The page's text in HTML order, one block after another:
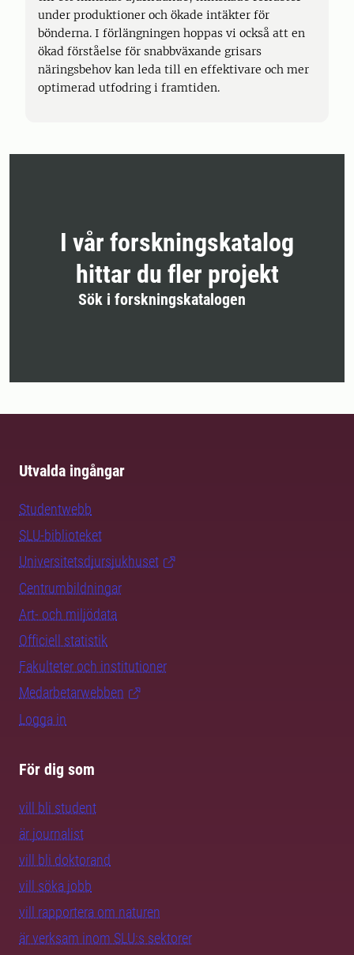
under produktioner och ökade intäkter för
bönderna. I förlängningen hoppas vi också att en
ökad förståelse för snabbväxande grisars
näringsbehov kan leda till en effektivare och mer
optimerad utfodring i framtiden.
I vår forskningskatalog
hittar du fler projekt
Sök i forskningskatalogen
Utvalda ingångar
Studentwebb
SLU-biblioteket
Universitetsdjursjukhuset
Centrumbildningar
Art- och miljödata
Officiell statistik
Fakulteter och institutioner
Medarbetarwebben
Logga in
För dig som
vill bli student
är journalist
vill bli doktorand
vill söka jobb
vill rapportera om naturen
är verksam inom SLU:s sektorer